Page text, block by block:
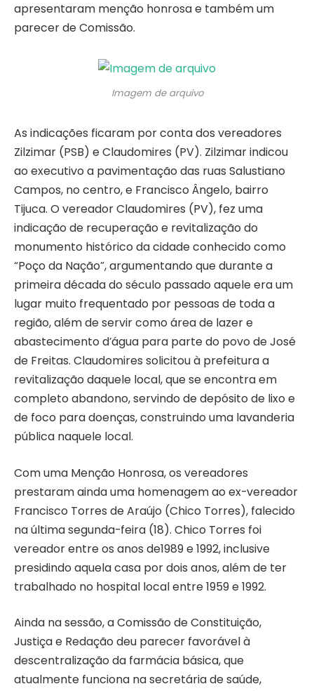
apresentaram menção honrosa e também um
parecer de Comissão.
Imagem de arquivo
As indicações ficaram por conta dos vereadores
Zilzimar (PSB) e Claudomires (PV). Zilzimar indicou
ao executivo a pavimentação das ruas Salustiano
Campos, no centro, e Francisco Ângelo, bairro
Tijuca. O vereador Claudomires (PV), fez uma
indicação de recuperação e revitalização do
monumento histórico da cidade conhecido como
“Poço da Nação”, argumentando que durante a
primeira década do século passado aquele era um
lugar muito frequentado por pessoas de toda a
região, além de servir como área de lazer e
abastecimento d’água para parte do povo de José
de Freitas. Claudomires solicitou à prefeitura a
revitalização daquele local, que se encontra em
completo abandono, servindo de depósito de lixo e
de foco para doenças, construindo uma lavanderia
pública naquele local.
Com uma Menção Honrosa, os vereadores
prestaram ainda uma homenagem ao ex-vereador
Francisco Torres de Araújo (Chico Torres), falecido
na última segunda-feira (18). Chico Torres foi
vereador entre os anos de1989 e 1992, inclusive
presidindo aquela casa por dois anos, além de ter
trabalhado no hospital local entre 1959 e 1992.
Ainda na sessão, a Comissão de Constituição,
Justiça e Redação deu parecer favorável à
descentralização da farmácia básica, que
atualmente funciona na secretária de saúde,